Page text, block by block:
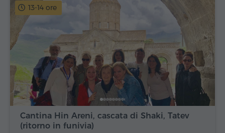
13-14 ore
Cantina Hin Areni, cascata di Shaki, Tatev
(ritorno in funivia)